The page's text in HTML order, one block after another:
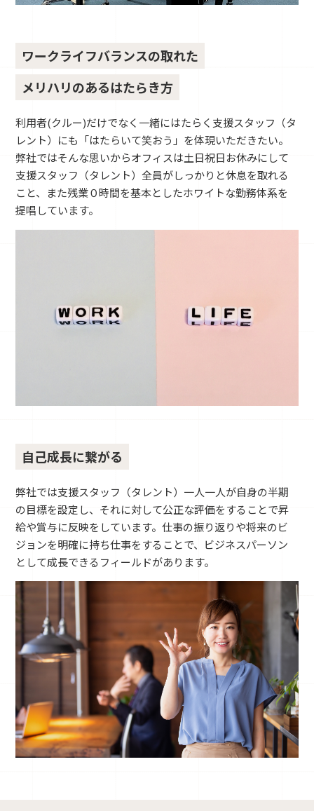
ワークライフバランスの取れた
メリハリのあるはたらき方
利用者(クルー)だけでなく一緒にはたらく支援スタッフ（タ
レント）にも「はたらいて笑おう」を体現いただきたい。
弊社ではそんな思いからオフィスは土日祝日お休みにして
支援スタッフ（タレント）全員がしっかりと休息を取れる
こと、また残業０時間を基本としたホワイトな勤務体系を
提唱しています。
自己成長に繋がる
弊社では支援スタッフ（タレント）一人一人が自身の半期
の目標を設定し、それに対して公正な評価をすることで昇
給や賞与に反映をしています。仕事の振り返りや将来のビ
ジョンを明確に持ち仕事をすることで、ビジネスパーソン
として成長できるフィールドがあります。